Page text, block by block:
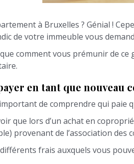
à Bruxelles ? Génial !
de votre immeuble vous
comment vous prémunir de
en tant que
de comprendre qui paie
que lors d’un achat en
provenant de l’association des
frais auxquels vous